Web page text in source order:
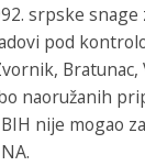
srpske snage
pod
Bratunac,
naoružanih
nije mogao